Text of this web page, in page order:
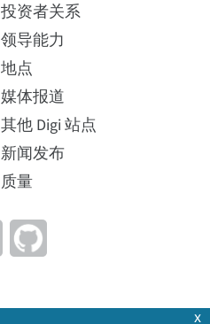
投资者关系
领导能力
地点
媒体报道
其他 Digi 站点
新闻发布
质量
x